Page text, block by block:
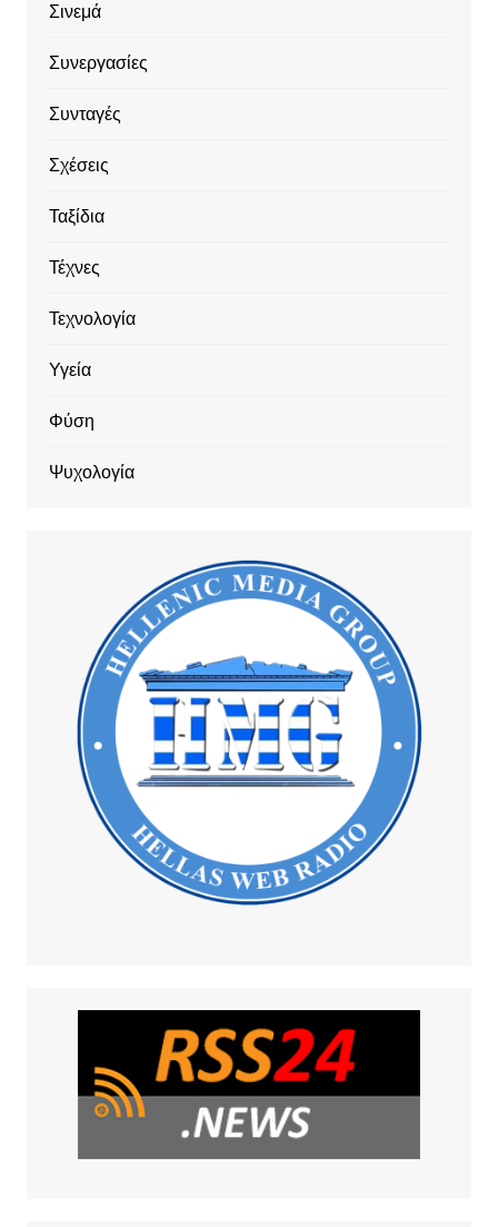
Σινεμά
Συνεργασίες
Συνταγές
Σχέσεις
Ταξίδια
Τέχνες
Τεχνολογία
Υγεία
Φύση
Ψυχολογία